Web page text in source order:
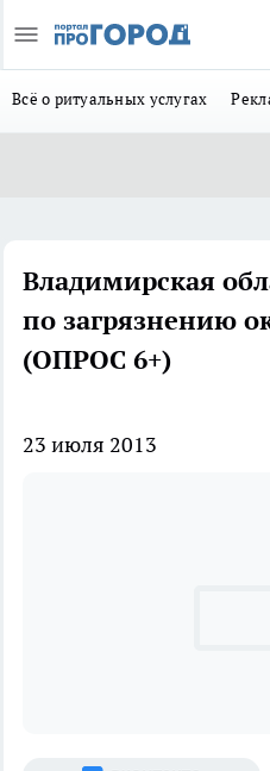
Всё о ритуальных услугах
Владимирская
по загрязнению
(ОПРОС 6+)
23 июля 2013